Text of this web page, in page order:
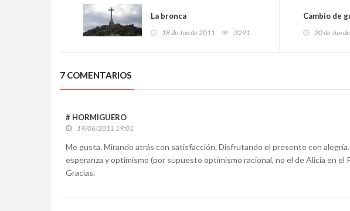
La bronca
18 de Jun de 2011 3291
Cambio de
20 de Jun
7 COMENTARIOS
# HORMIGUERO
19/06/2011 19:01
Me gusta. Mirando atrás con satisfacción. Disfrutando el presente con
esperanza y optimismo (por supuesto optimismo racional, no el de Alicia en el
Gracias.